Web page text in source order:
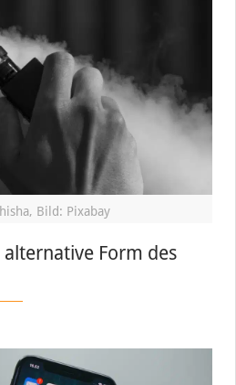
Bild: Pixabay
alternative Form des